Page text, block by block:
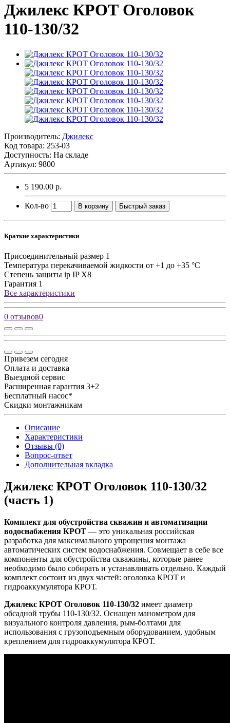
Джилекс КРОТ Оголовок
110-130/32
Производитель: Джилекс
Код товара: 253-03
Доступность: На складе
Артикул: 9800
5 190.00 р.
Кол-во В корзину Быстрый заказ
Краткие характеристики
Присоединительный размер 1
Температура перекачиваемой жидкости от +1 до +35 °C
Степень защиты ip IP Х8
Гарантия 1
Все характеристики
0 отзывов0
Привезем сегодня
Оплата и доставка
Выездной сервис
Расширенная гарантия 3+2
Бесплатный насос*
Скидки монтажникам
Описание
Характеристики
Отзывы (0)
Вопрос-ответ
Дополнительная вкладка
Джилекс КРОТ Оголовок 110-130/32
(часть 1)
Комплект для обустройства скважин и автоматизации
водоснабжения КРОТ — это уникальная российская
разработка для максимального упрощения монтажа
автоматических систем водоснабжения. Совмещает в себе все
компоненты для обустройства скважины, которые ранее
необходимо было собирать и устанавливать отдельно. Каждый
комплект состоит из двух частей: оголовка КРОТ и
гидроаккумулятора КРОТ.
Джилекс КРОТ Оголовок 110-130/32 имеет диаметр
обсадной трубы 110-130/32. Оснащен манометром для
визуального контроля давления, рым-болтами для
использования с грузоподъемным оборудованием, удобным
креплением для гидроаккумулятора КРОТ.